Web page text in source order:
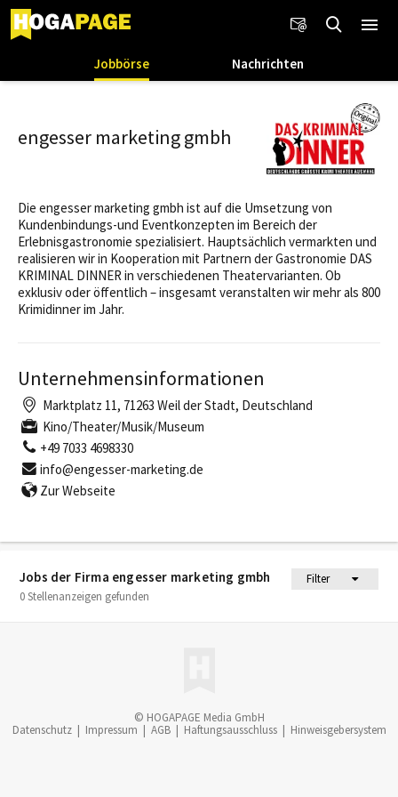
Jobbörse Nachrichten
Jobs der Firma engesser marketing gmbh
Filter
0 Stellenanzeigen gefunden
engesser marketing gmbh
Die engesser marketing gmbh ist auf die Umsetzung von
Kundenbindungs-und Eventkonzepten im Bereich der
Erlebnisgastronomie spezialisiert. Hauptsächlich vermarkten und
realisieren wir in Kooperation mit Partnern der Gastronomie DAS
KRIMINAL DINNER in verschiedenen Theatervarianten. Ob
exklusiv oder öffentlich – insgesamt veranstalten wir mehr als 800
Krimidinner im Jahr.
Unternehmensinformationen
Marktplatz 11, 71263 Weil der Stadt, Deutschland
Kino/Theater/Musik/Museum
+49 7033 4698330
info@engesser-marketing.de
Zur Webseite
© HOGAPAGE Media GmbH
Datenschutz | Impressum | AGB | Haftungsausschluss | Hinweisgebersystem